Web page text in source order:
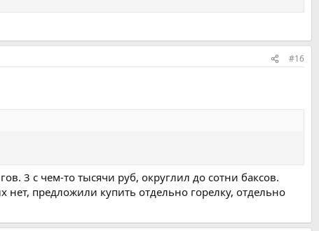
#16
3 с чем-то тысячи руб, округлил до сотни баксов.
предложили купить отдельно горелку, отдельно